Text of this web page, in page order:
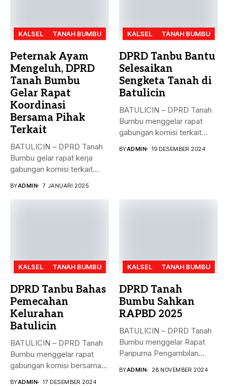
KALSEL TANAH BUMBU
Peternak Ayam
Mengeluh, DPRD
Tanah Bumbu
Gelar Rapat
Koordinasi
Bersama Pihak
Terkait
BATULICIN – DPRD Tanah
Bumbu gelar rapat kerja
gabungan komisi terkait
BYADMIN 7 JANUARI 2025
KALSEL TANAH BUMBU
DPRD Tanbu Bantu
Selesaikan
Sengketa Tanah di
Batulicin
BATULICIN – DPRD Tanah
Bumbu menggelar rapat
gabungan komisi terkait
BYADMIN 19 DESEMBER 2024
KALSEL TANAH BUMBU
DPRD Tanbu Bahas
Pemecahan
Kelurahan
Batulicin
BATULICIN – DPRD Tanah
Bumbu menggelar rapat
gabungan komisi bersama
BYADMIN 17 DESEMBER 2024
KALSEL TANAH BUMBU
DPRD Tanah
Bumbu Sahkan
RAPBD 2025
BATULICIN – DPRD Tanah
Bumbu menggelar Rapat
Paripurna Pengambilan
BYADMIN 28 NOVEMBER 2024